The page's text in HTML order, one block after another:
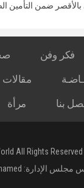
ضمن التأمين
فكر وفن
مقالات
بنا مرأة
مجلس الإدارة: